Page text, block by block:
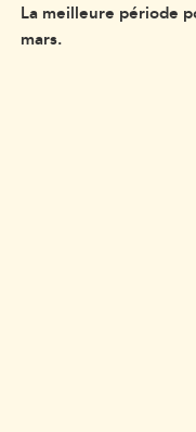
La meilleure période
mars.